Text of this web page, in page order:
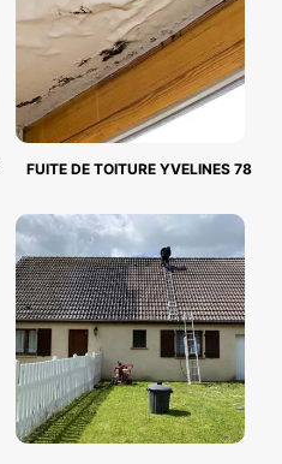
FUITE DE TOITURE YVELINES 78